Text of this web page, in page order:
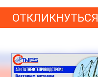
ОТКЛИКНУТЬСЯ